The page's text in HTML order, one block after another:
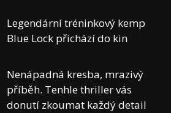
Legendární tréninkový kemp
Blue Lock přichází do kin
Nenápadná kresba, mrazivý
příběh. Tenhle thriller vás
donutí zkoumat každý detail